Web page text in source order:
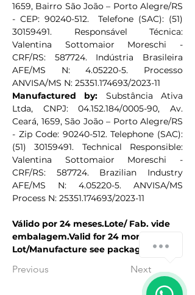
1659, Bairro São João – Porto Alegre/RS
- CEP: 90240-512.  Telefone (SAC): (51)
30159491. Responsável Técnica:
Valentina Sottomaior Moreschi -
CRF/RS: 587724. Indústria Brasileira
AFE/MS N: 4.05220-5. Processo
ANVISA/MS N: 25351.174693/2023-11
Manufactured by: Substância Ativa
Ltda, CNPJ: 04.152.184/0005-90, Av.
Ceará, 1659, São João – Porto Alegre/RS
- Zip Code: 90240-512. Telephone (SAC):
(51) 30159491. Technical Responsible:
Valentina Sottomaior Moreschi -
CRF/RS: 587724. Brazilian Industry
AFE/MS N: 4.05220-5. ANVISA/MS
Process N: 25351.174693/2023-11
Válido por 24 meses.Lote/ Fab. vide
embalagem.Valid for 24 months.
Lot/Manufacture see packaging
Previous Next
Precisa de de ajuda?